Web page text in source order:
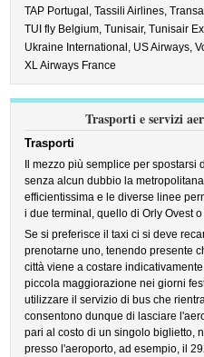
TAP Portugal,Tassili Airlines,
TUI fly Belgium,Tunisair,Tunisair
Ukraine International, US Airways,
XL Airways France
Trasporti e servizi
Trasporti
Il mezzo più semplice per
senza alcun dubbio la
efficientissima e le diverse linee
i due terminal, quello di Orly Ovest
Se si preferisce il taxi ci si deve
prenotarne uno, tenendo presente
città viene a costare
piccola maggiorazione nei giorni
utilizzare il servizio di bus che
consentono dunque di lasciare
pari al costo di un singolo biglietto,
presso l'aeroporto, ad esempio, il